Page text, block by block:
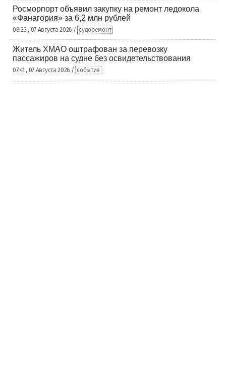
Росморпорт объявил закупку на ремонт ледокола
«Фанагория» за 6,2 млн рублей
08:23 , 07 Августа 2026 / судоремонт
Житель ХМАО оштрафован за перевозку
пассажиров на судне без освидетельствования
07:41 , 07 Августа 2026 / события